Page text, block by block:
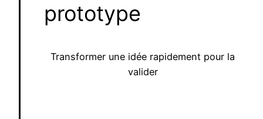
prototype
Transformer une idée rapidement pour la
valider